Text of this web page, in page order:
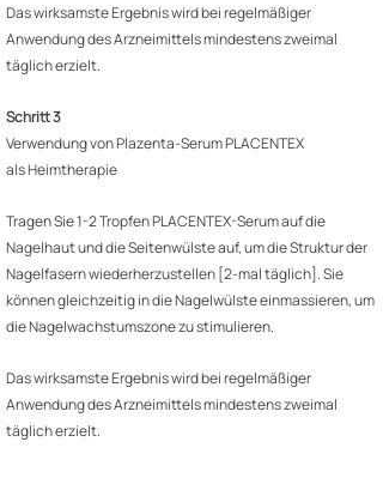
Das wirksamste Ergebnis wird bei regelmäßiger
Anwendung des Arzneimittels mindestens zweimal
täglich erzielt.
Schritt 3
Verwendung von Plazenta-Serum PLACENTEX
als Heimtherapie
Tragen Sie 1-2 Tropfen PLACENTEX-Serum auf die
Nagelhaut und die Seitenwülste auf, um die Struktur der
Nagelfasern wiederherzustellen [2-mal täglich]. Sie
können gleichzeitig in die Nagelwülste einmassieren, um
die Nagelwachstumszone zu stimulieren.
Das wirksamste Ergebnis wird bei regelmäßiger
Anwendung des Arzneimittels mindestens zweimal
täglich erzielt.